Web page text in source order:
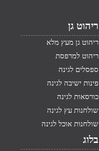
ריהוט גן
ריהוט גן מעץ מלא
ריהוט למרפסת
ספסלים לגינה
פינות ישיבה לגינה
כורסאות לגינה
שולחנות עץ לגינה
שולחנות אוכל לגינה
בלוג